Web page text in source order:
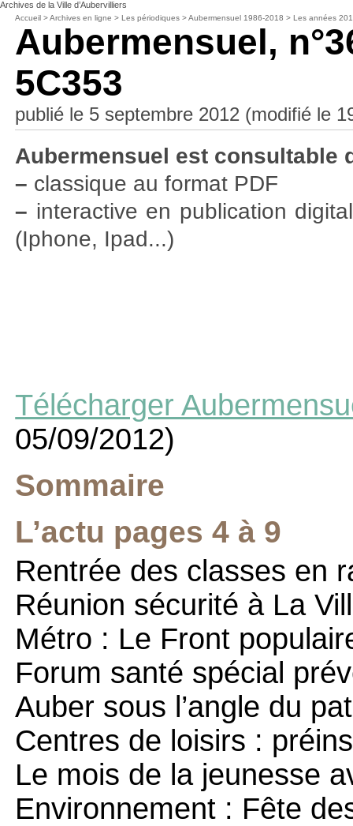
Archives de la Ville d’Aubervilliers
Accueil >Archives en ligne >Les périodiques >Aubermensuel 1986-2018 >Les années
Aubermensuel,
5C353
publié le 5 septembre 2012 (modifié le
Aubermensuel est consultable
– classique au format PDF
– interactive en publication
(Iphone, Ipad...)
Télécharger
05/09/2012)
Sommaire
L’actu pages 4 à 9
Rentrée des classes en
Réunion sécurité à La
Métro : Le Front
Forum santé spécial
Auber sous l’angle du
Centres de loisirs :
Le mois de la jeunesse
Environnement : Fête